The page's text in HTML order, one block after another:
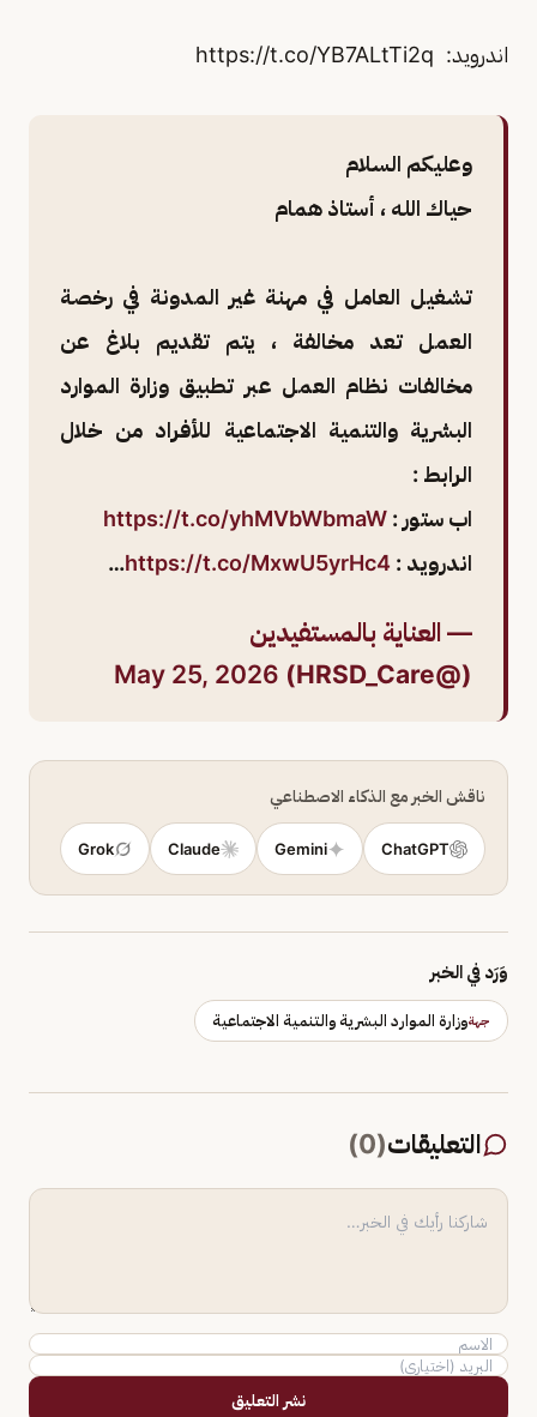
اندرويد: https://t.co/YB7ALtTi2q
وعليكم السلام
حياك الله ، أستاذ همام
تشغيل العامل في مهنة غير المدونة في رخصة
العمل تعد مخالفة ، يتم تقديم بلاغ عن
مخالفات نظام العمل عبر تطبيق وزارة الموارد
البشرية والتنمية الاجتماعية للأفراد من خلال
الرابط :
اب ستور : https://t.co/yhMVbWbmaW
اندرويد : https://t.co/MxwU5yrHc4
…
— العناية بالمستفيدين
(@HRSD_Care)
May 25, 2026
ناقش الخبر مع الذكاء الاصطناعي
ChatGPT
Gemini
Claude
Grok
وَرَد في الخبر
جهةوزارة الموارد البشرية والتنمية الاجتماعية
التعليقات(
0
)
نشر التعليق